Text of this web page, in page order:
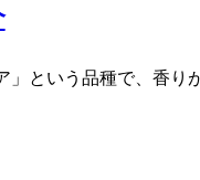
という品種で、香